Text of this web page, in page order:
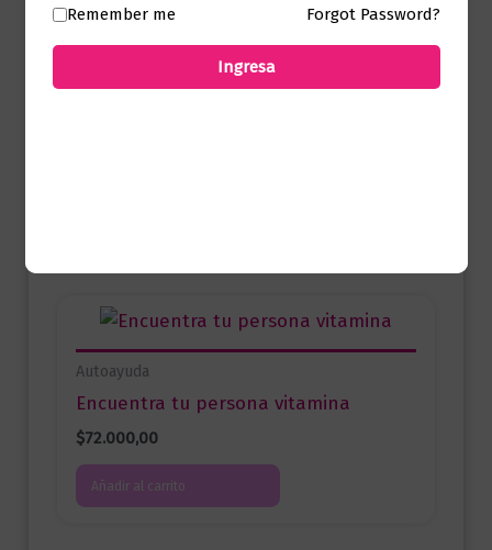
Autoayuda
Encuentra tu persona vitamina
$72.000,00
Añadir al carrito
Remember me Forgot Password?
Ingresa